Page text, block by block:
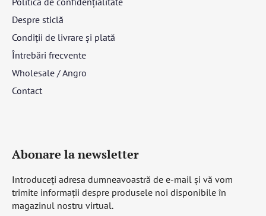
Despre sticlă
Condiții de livrare și plată
Întrebări frecvente
Wholesale / Angro
Contact
Abonare la newsletter
Introduceţi adresa dumneavoastră de e-mail şi vă vom
trimite informaţii despre produsele noi disponibile în
magazinul nostru virtual.